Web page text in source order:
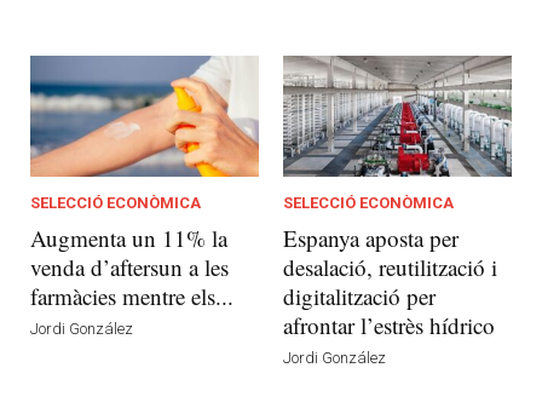
SELECCIÓ ECONÒMICA
Augmenta un 11% la
venda d’aftersun a les
farmàcies mentre els...
Jordi González
SELECCIÓ ECONÒMICA
Espanya aposta per
desalació, reutilització i
digitalització per
afrontar l’estrès hídrico
Jordi González